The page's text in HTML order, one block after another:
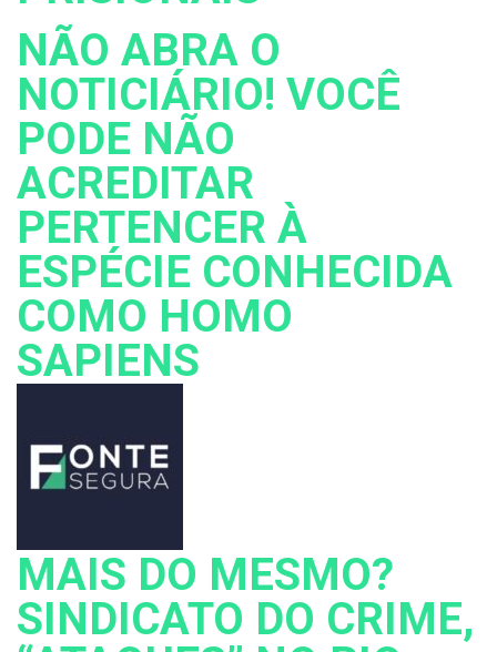
NÃO ABRA O
NOTICIÁRIO! VOCÊ
PODE NÃO
ACREDITAR
PERTENCER À
ESPÉCIE CONHECIDA
COMO HOMO
SAPIENS
MAIS DO MESMO?
SINDICATO DO CRIME,